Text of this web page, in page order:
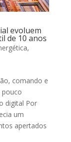
evoluem
de 10 anos
,
comando e
pouco
digital Por
um
apertados